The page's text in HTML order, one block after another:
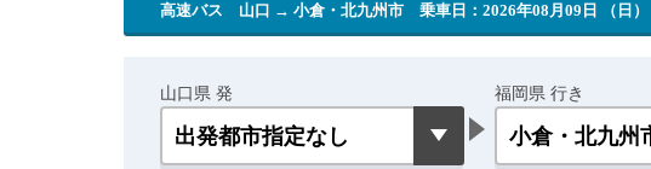
高速バス 山口 → 小倉・北九州市 乗車日：2026年08月09日 （日）
山口県 発 福岡県 行き